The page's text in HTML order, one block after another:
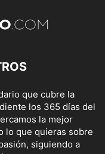
que cubre la
los 365 días del
la mejor
lo que quieras sobre
siguiendo a